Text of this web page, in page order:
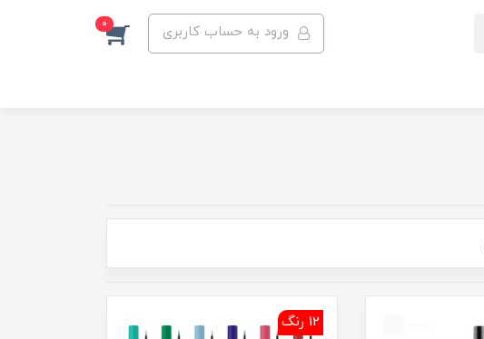
ورود به حساب کاربری 0
12 رنگ